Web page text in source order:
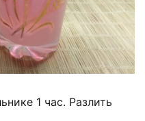
1 час. Разлить